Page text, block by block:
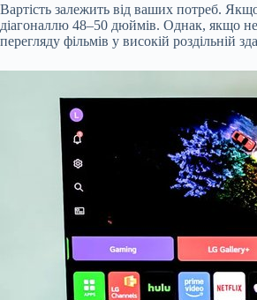
Вартість залежить від ваших потреб.
діагоналлю 48–50 дюймів. Однак, якщо
перегляду фільмів у високій роздільній